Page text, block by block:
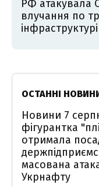
РФ атакувала
влучання по
інфраструктурі
ОСТАННІ
Новини 7
фігурантка
отримала
масована
Укрнафту